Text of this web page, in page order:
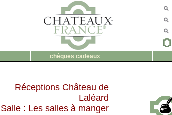
chèques cadeaux
Réceptions Château de
Laléard
Salle : Les salles à manger